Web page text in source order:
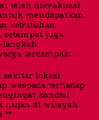
telah dievakuasi
mendapatkan
kebutuhan
setempat juga
terdampak.
sekitar lokasi
waspada terhadap
kondisi
hujan di wilayah